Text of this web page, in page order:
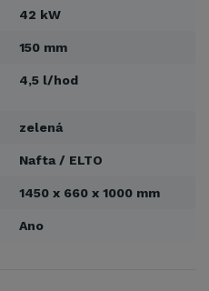
42 kW
150 mm
4,5 l/hod
zelená
Nafta / ELTO
1450 x 660 x 1000 mm
Ano